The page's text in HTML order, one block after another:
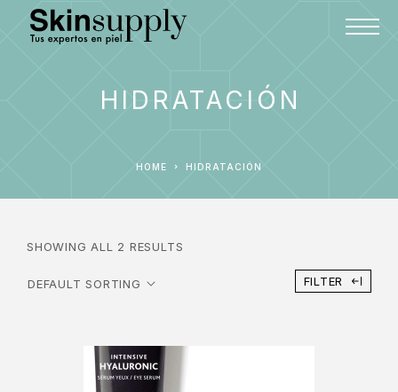
HIDRATACIÓN
HOME HIDRATACIÓN
SHOWING ALL 2 RESULTS
FILTER